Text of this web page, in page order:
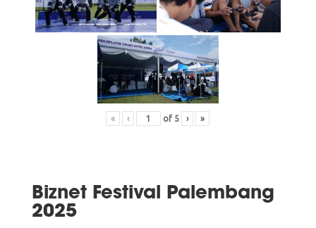
« ‹ of 5 › »
Biznet Festival Palembang
2025